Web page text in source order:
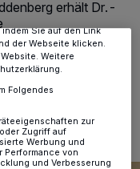
erhält Dr.-
Lesezeit
für Sie. Sie können
Einstellungen zu
Sie auf den Link
der Webseite klicken.
Weitere
Folgendes
zur
Zugriff auf
Werbung und
Performance von
und Verbesserung